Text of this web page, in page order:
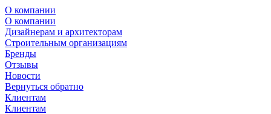
О компании
О компании
Дизайнерам и архитекторам
Строительным организациям
Бренды
Отзывы
Новости
Вернуться обратно
Клиентам
Клиентам